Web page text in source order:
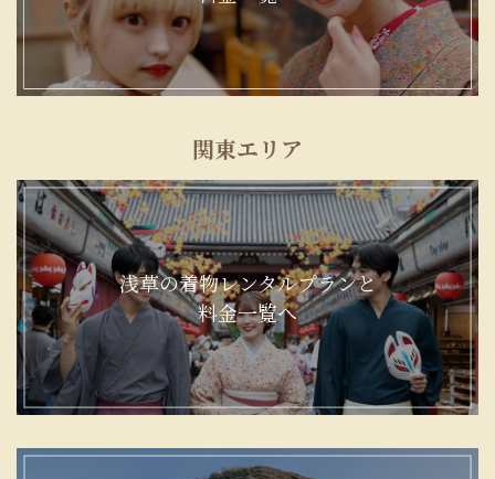
関東エリア
浅草の着物レンタルプランと
料金一覧へ